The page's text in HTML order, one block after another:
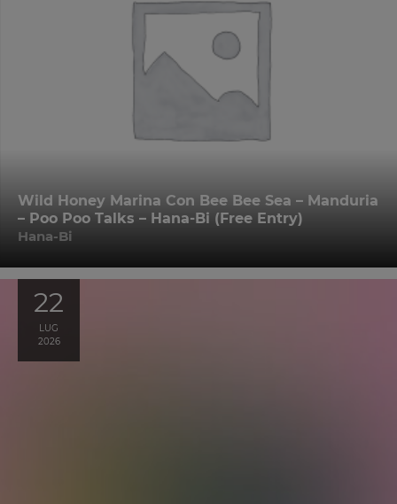
Wild Honey Marina Con Bee Bee Sea – Manduria
– Poo Poo Talks – Hana-Bi (Free Entry)
Hana-Bi
22
LUG
2026